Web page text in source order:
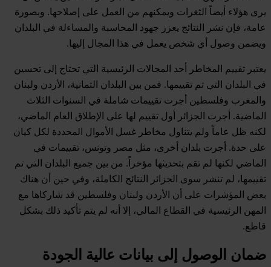
يرى هؤلاء أيضاً الثغرات ويمكنهم من العمل على إصلاحها. وبصورة
عامة، فإن نشر النتائج يعزز جهود المحاسبة والمساءلة في البلدان
ويضمن وصول أي شخص يعمل في هذا المجال إليها.
يعتبر تقييم المخاطر أحد المجالات الرئيسية التي تحتاج إلى تحسين
في البلدان التي تم تقييمها. فمن بين البلدان الثمانية، الأردن ولبنان
والمغرب وفلسطين أجرت تقييمات شاملة في السنوات الثلاث
الماضية. أجرت الجزائر أول تقييم لها على الإطلاق العام الماضي،
لكنه ظل عاماً ولم يتناول مخاطر غسل الأموال المحددة لكل كيان
على حدة. أجرت بلدان أخرى، مثل مصر وتونس، تقييمات في
الماضي لكنها لم تقم بتحديثها مؤخراً. من بين جميع البلدان التي تم
تقييمها، لم تنشر سوى الجزائر النتائج الكاملة، وفي حين أن هناك
بعض المؤشرات على أن الأردن ولبنان وفلسطين قد شاركاها مع
المهن الرئيسية في القطاع المالي، إلا أنه لم يتم تأكيد ذلك بشكل
قاطع.
ضمان الوصول إلى بيانات عالية الجودة